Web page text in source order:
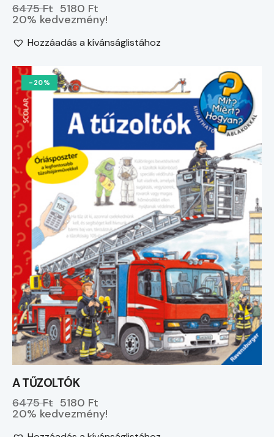
6475 Ft 5180 Ft
20% kedvezmény!
Hozzáadás a kívánságlistához
-20%
A TŰZOLTÓK
6475 Ft 5180 Ft
20% kedvezmény!